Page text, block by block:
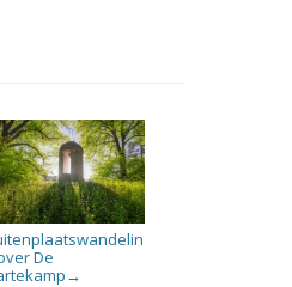
De
→